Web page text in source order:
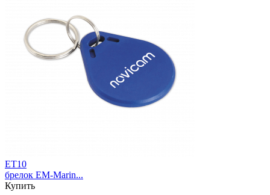
ET10
брелок EM-Marin...
Купить